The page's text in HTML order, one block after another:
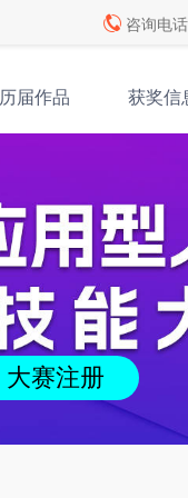
咨询电
历届作品 获奖信
大赛注册